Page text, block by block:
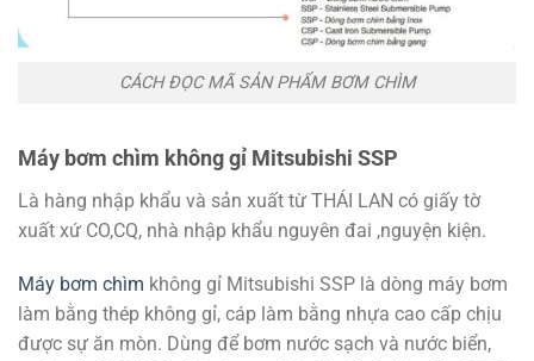
CÁCH ĐỌC MÃ SẢN PHẨM BƠM CHÌM
Máy bơm chìm không gỉ Mitsubishi SSP
Là hàng nhập khẩu và sản xuất từ THÁI LAN có giấy tờ
xuất xứ CO,CQ, nhà nhập khẩu nguyên đai ,nguyện kiện.
Máy bơm chìm không gỉ Mitsubishi SSP là dòng máy bơm
làm bằng thép không gỉ, cáp làm bằng nhựa cao cấp chịu
được sự ăn mòn. Dùng để bơm nước sạch và nước biển,